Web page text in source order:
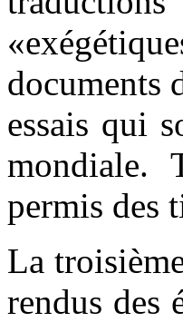
documents
essais qui
mondiale.
permis des
La
rendus des